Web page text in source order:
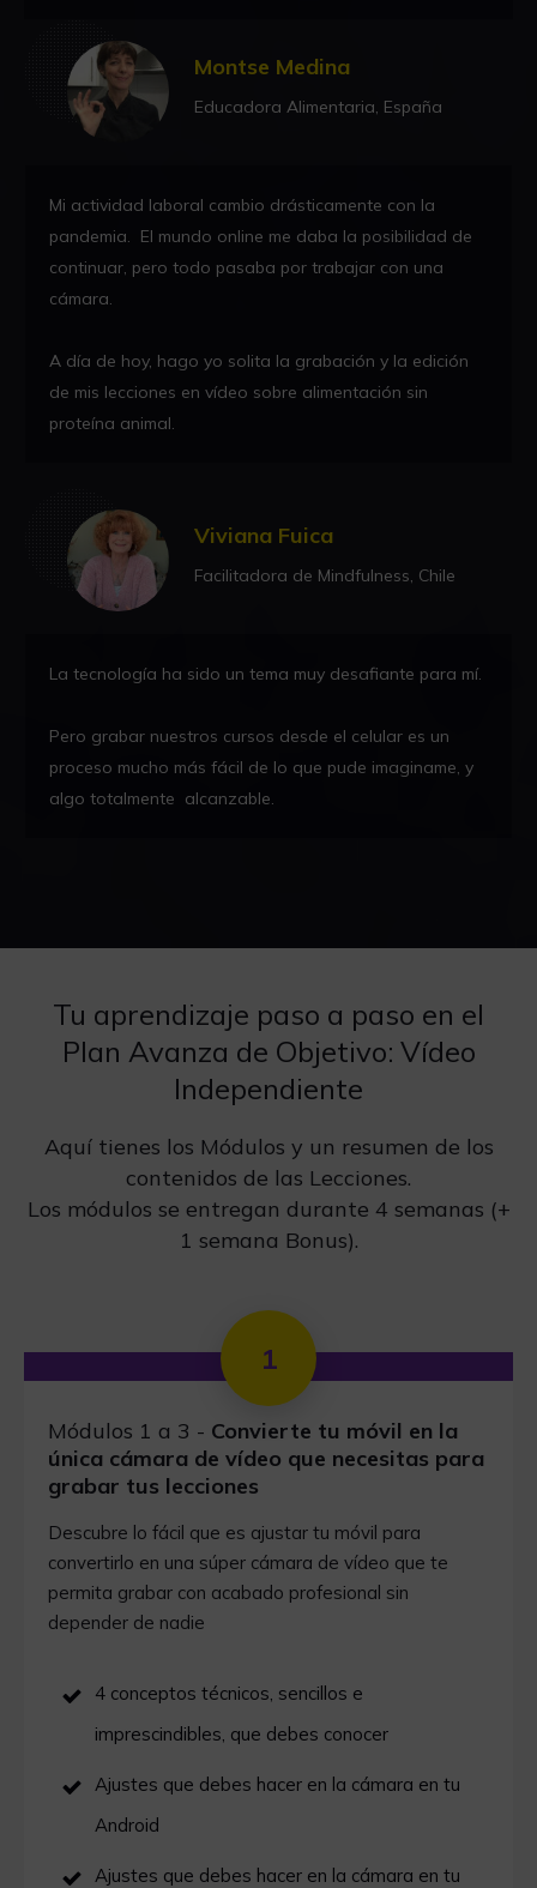
Montse Medina
Educadora Alimentaria, España
Mi actividad laboral cambio drásticamente con la
pandemia. El mundo online me daba la posibilidad de
continuar, pero todo pasaba por trabajar con una
cámara.
A día de hoy, hago yo solita la grabación y la edición
de mis lecciones en vídeo sobre alimentación sin
proteína animal.
Viviana Fuica
Facilitadora de Mindfulness, Chile
La tecnología ha sido un tema muy desafiante para mí.
Pero grabar nuestros cursos desde el celular es un
proceso mucho más fácil de lo que pude imaginame, y
algo totalmente alcanzable.
Tu aprendizaje paso a paso en el
Plan Avanza de Objetivo: Vídeo
Independiente
Aquí tienes los Módulos y un resumen de los
contenidos de las Lecciones.
Los módulos se entregan durante 4 semanas (+
1 semana Bonus).
1
Módulos 1 a 3 - Convierte tu móvil en la
única cámara de vídeo que necesitas para
grabar tus lecciones
Descubre lo fácil que es ajustar tu móvil para
convertirlo en una súper cámara de vídeo que te
permita grabar con acabado profesional sin
depender de nadie
4 conceptos técnicos, sencillos e
imprescindibles, que debes conocer
Ajustes que debes hacer en la cámara en tu
Android
Ajustes que debes hacer en la cámara en tu